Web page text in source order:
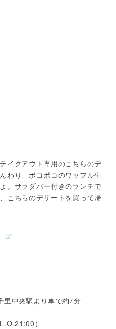
イクアウト専用のこちらのデ
わり、ポコポコのワッフル生
。サラダバー付きのランチで
こちらのデザートを買って帰
里中央駅より車で約7分
）